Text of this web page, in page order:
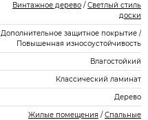
Винтажное дерево / Светлый стиль
доски
Дополнительное защитное покрытие /
Повышенная износоустойчивость
Влагостойкий
Классический ламинат
Дерево
Жилые помещения / Спальные